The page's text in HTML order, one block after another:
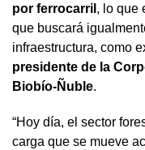
por ferrocarril , lo que
que buscará
infraestructura, como
presidente de la
Biobío-Ñuble.
“Hoy día, el sector
carga que se mueve